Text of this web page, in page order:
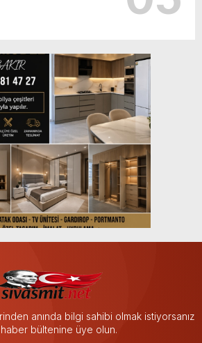
anında bilgi sahibi olmak istiyorsanız
bültenine üye olun.